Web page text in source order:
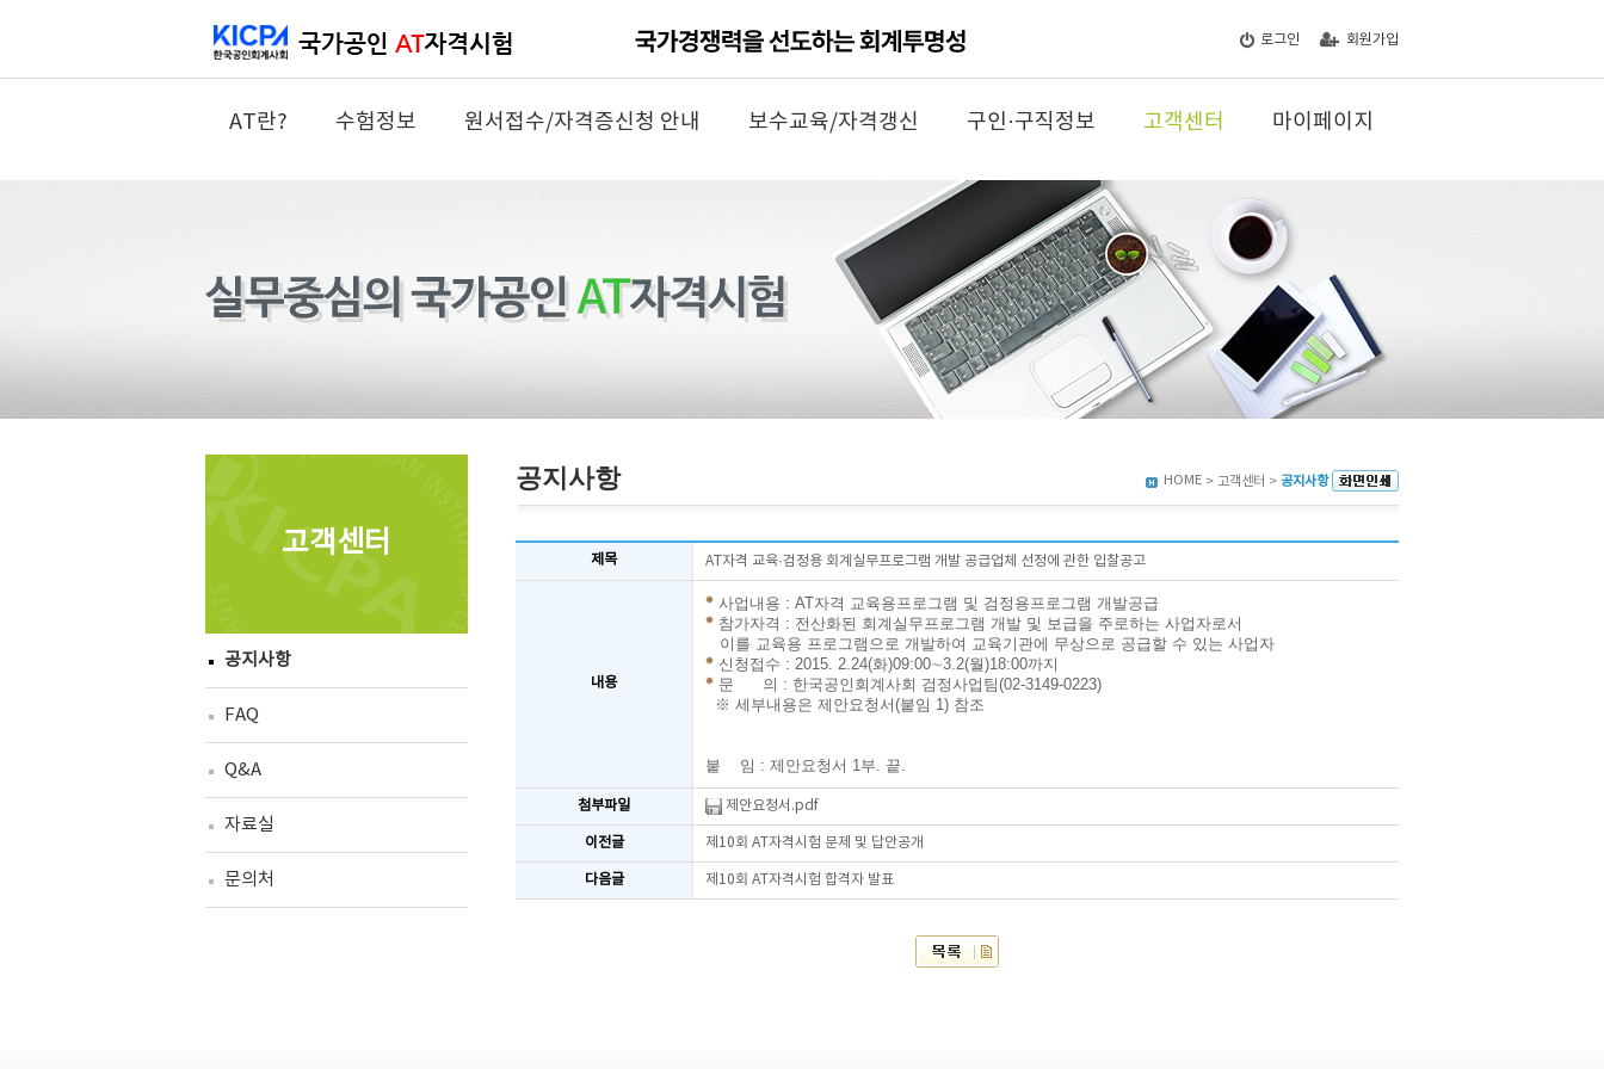
로그인 회원가입
AT란? 수험정보 원서접수/자격증신청 안내 보수교육/자격갱신 구인·구직정보 고객센터 마이페이지
고객센터
공지사항
FAQ
Q&A
자료실
문의처
공지사항 HOME > 고객센터 > 공지사항
제목 AT자격 교육·검정용 회계실무프로그램 개발 공급업체 선정에 관한 입찰공고
내용
사업내용 : AT자격 교육용프로그램 및 검정용프로그램 개발공급
참가자격 : 전산화된 회계실무프로그램 개발 및 보급을 주로하는 사업자로서
이를 교육용 프로그램으로 개발하여 교육기관에 무상으로 공급할 수 있는 사업자
신청접수 : 2015. 2.24(화)09:00∼3.2(월)18:00까지
문 의 : 한국공인회계사회 검정사업팀(02-3149-0223)
※ 세부내용은 제안요청서(붙임 1) 참조
붙 임 : 제안요청서 1부. 끝.
첨부파일 제안요청서.pdf
이전글 제10회 AT자격시험 문제 및 답안공개
다음글 제10회 AT자격시험 합격자 발표